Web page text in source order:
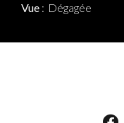
Vue
Dégagée